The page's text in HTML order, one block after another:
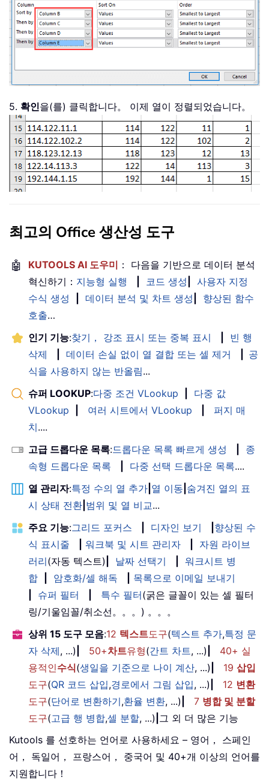
5. 확인을(를) 클릭합니다。 이제 열이 정렬되었습니다。
최고의 Office 생산성 도구
🤖 KUTOOLS AI 도우미 ： 다음을 기반으로 데이터 분석
혁신하기： 지능형 실행 코드 생성
사용자 지정
수식 생성
데이터 분석 및 차트 생성
향상된 함수
호출…
인기 기능:찾기， 강조 표시 또는 중복 표시
빈 행
삭제
데이터 손실 없이 열 결합 또는 셀 제거
공
식을 사용하지 않는 반올림...
슈퍼 LOOKUP:다중 조건 VLookup
다중 값
VLookup
여러 시트에서 VLookup
퍼지 매
치....
고급 드롭다운 목록:드롭다운 목록 빠르게 생성
종
속형 드롭다운 목록
다중 선택 드롭다운 목록....
열 관리자:특정 수의 열 추가 열 이동 숨겨진 열의 표
시 상태 전환 범위 및 열 비교...
주요 기능:그리드 포커스 디자인 보기
향상된 수
식 표시줄
워크북 및 시트 관리자
자원 라이브
러리(자동 텍스트) 날짜 선택기
워크시트 병
합
암호화/셀 해독
목록으로 이메일 보내기
슈퍼 필터 특수 필터(굵은 글꼴이 있는 셀 필터
링/기울임꼴/취소선。。。) 。。。
상위 15 도구 모음:12 텍스트도구(텍스트 추가,특정 문
자 삭제, ...) 50+차트유형(간트 차트, ...)
40+ 실
용적인수식(생일을 기준으로 나이 계산, ...) 19 삽입
도구(QR 코드 삽입,경로에서 그림 삽입, ...) 12 변환
도구(단어로 변환하기,환율 변환, ...) 7 병합 및 분할
도구(고급 행 병합,셀 분할, ...) 그 외 더 많은 기능
Kutools 를 선호하는 언어로 사용하세요 – 영어， 스페인
어， 독일어， 프랑스어， 중국어 및 40+개 이상의 언어를
지원합니다！